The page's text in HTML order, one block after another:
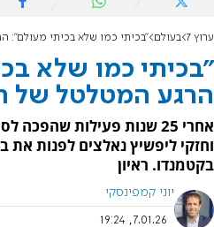
ערוץ 7 בעולם "בכיתי כמו שלא בכיתי מעולם":
"בכיתי כמו שלא
הרגע המטלטל של
אחרי 25 שנות פעילות
וחזקי ליפשיץ נאלצים לפנות את
בקטמנדו. ראיון
יוני קמפינסקי
7.01.26, 19:24